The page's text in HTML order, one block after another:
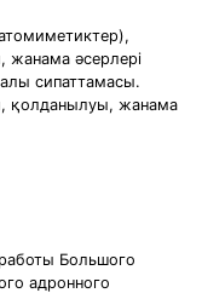
жанама әсерлері
сипаттамасы.
қолданылуы, жанама
Большого
адронного